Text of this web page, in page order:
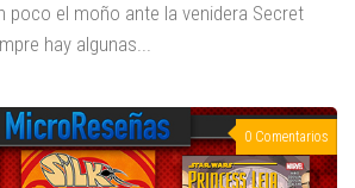
poco el moño ante la venidera Secret
hay algunas...
0 Comentarios